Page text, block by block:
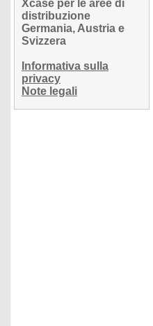
Xcase per le aree di
distribuzione
Germania, Austria e
Svizzera
Informativa sulla
privacy
Note legali